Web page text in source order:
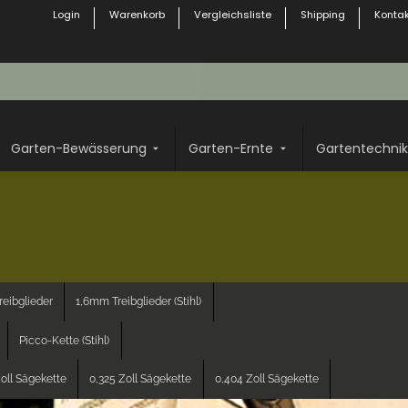
Login Warenkorb Vergleichsliste Shipping
Garten-Bewässerung Garten-Ernte Gartentechnik
1,6mm Treibglieder (Stihl)
Picco-Kette (Stihl)
Sägekette 0,325 Zoll Sägekette 0,404 Zoll Sägekette